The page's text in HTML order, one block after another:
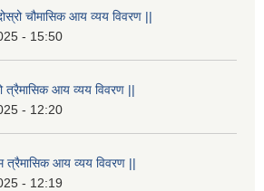
चौमासिक आय व्यय विवरण ||
- 15:50
आय व्यय विवरण ||
- 12:20
आय व्यय विवरण ||
- 12:19